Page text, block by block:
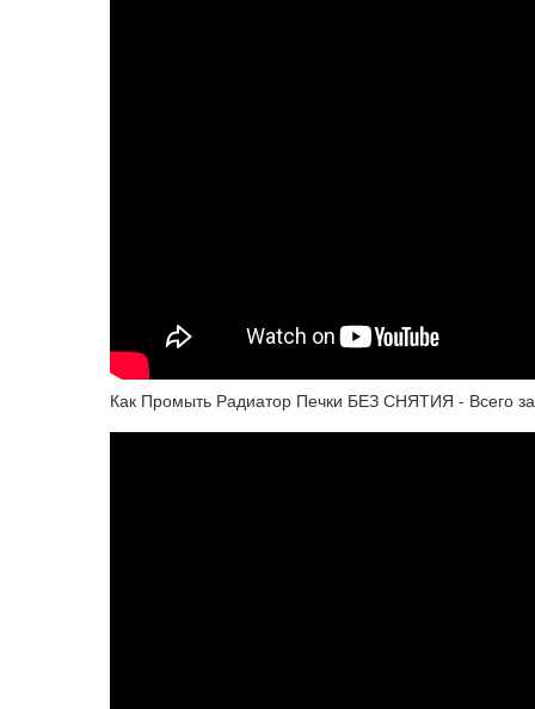
Как Промыть Радиатор Печки БЕЗ СНЯТИЯ - Всего